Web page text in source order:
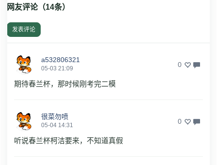
网友评论（14条）
发表评论
a532806321
05-03 21:09 0
期待春兰杯，那时候刚考完二模
很菜勿喷
05-04 14:31 0
听说春兰杯柯洁要来，不知道真假